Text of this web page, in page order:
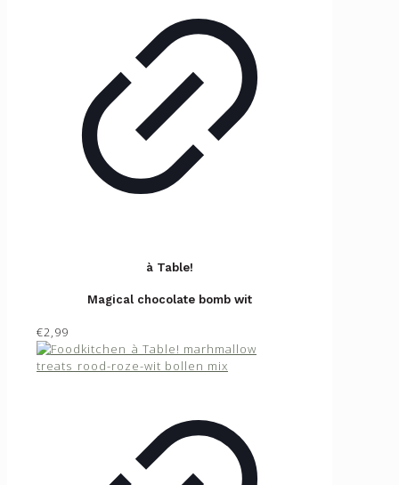
à Table!
Magical chocolate bomb wit
€2,99